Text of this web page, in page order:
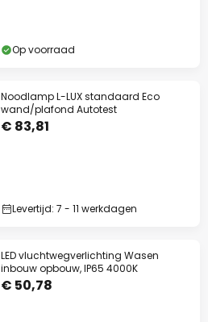
Op voorraad
Noodlamp L-LUX standaard Eco
wand/plafond Autotest
€ 83,81
Levertijd: 7 - 11 werkdagen
LED vluchtwegverlichting Wasen
inbouw opbouw, IP65 4000K
€ 50,78